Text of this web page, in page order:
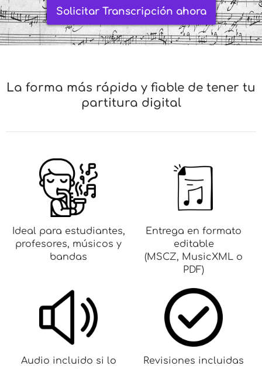
Solicitar Transcripción ahora
La forma más rápida y fiable de tener tu
partitura digital
Ideal para estudiantes,
profesores, músicos y
bandas
Entrega en formato
editable
(MSCZ, MusicXML o
PDF)
Audio incluido si lo
Revisiones incluidas